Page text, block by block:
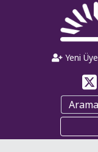
Yeni Üye